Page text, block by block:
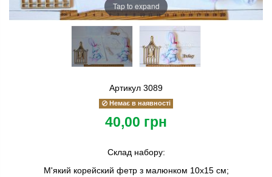
Tap to expand
Артикул 3089
Немає в наявності
40,00 грн
Склад набору:
М'який корейский фетр з малюнком 10х15 см;